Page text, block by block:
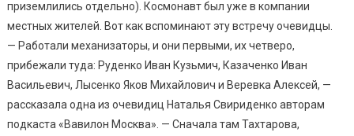
приземлились отдельно). Космонавт был уже в компании
местных жителей. Вот как вспоминают эту встречу очевидцы.
— Работали механизаторы, и они первыми, их четверо,
прибежали туда: Руденко Иван Кузьмич, Казаченко Иван
Васильевич, Лысенко Яков Михайлович и Веревка Алексей, —
рассказала одна из очевидиц Наталья Свириденко авторам
подкаста «Вавилон Москва». — Сначала там Тахтарова,